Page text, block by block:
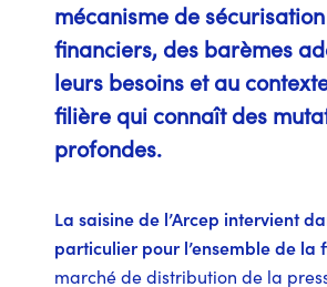
mécanisme de
financiers, des barèmes
leurs besoins et au
filière qui connaît des
profondes.
La saisine de l’Arcep intervient
particulier pour l’ensemble de la
marché de distribution de la